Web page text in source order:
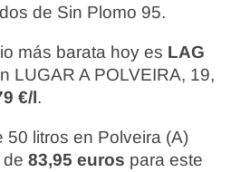
de Sin Plomo 95.
más barata hoy es LAG
LUGAR A POLVEIRA, 19,
€/l.
50 litros en Polveira (A)
83,95 euros para este